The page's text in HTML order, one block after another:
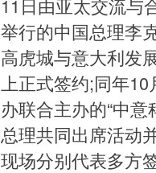
举行的中国总理李
高虎城与意大利发
上正式签约;同年
办联合主办的“中
总理共同出席活动
现场分别代表多方